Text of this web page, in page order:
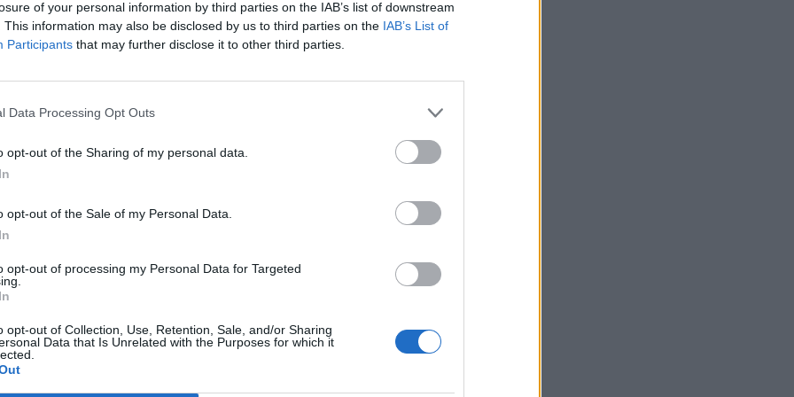
of your personal information by third parties on the IAB’s list of downstream
This information may also be disclosed by us to third parties on the IAB’s List of
Participants that may further disclose it to other third parties.
Data Processing Opt Outs
opt-out of the Sharing of my personal data.
opt-out of the Sale of my Personal Data.
opt-out of processing my Personal Data for Targeted
opt-out of Collection, Use, Retention, Sale, and/or Sharing
Data that Is Unrelated with the Purposes for which it
ταχυδρομείου με διαφορετική
και διαφορετικό ονοματεπώνυμο.
συνεργασία με συναρμόδιους
μέσω της Διεύθυνσης Διεθνούς
η συγκεκριμένη ιστοσελίδα είχε
ενώ από την αξιοποίηση στοιχείων και
στους νόμιμους εξουσιοδοτημένους
κρατήσεις των εισιτηρίων ξεπερνά τις
τακτικής διαδικασίας, σε βάρος της
κατ’ εξακολούθηση, η οποία υποβλήθηκε
ενημερώθηκαν οι αρμόδιες Αρχές